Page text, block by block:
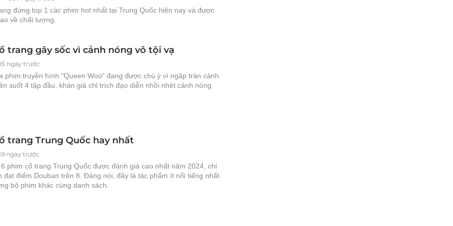
đứng top 1 các phim hot nhất tại Trung Quốc hiện nay và được
về chất lượng.
ngày trước
trang gây sốc vì cảnh nóng vô tội vạ
phim truyền hình "Queen Woo" đang được chú ý vì ngập tràn cảnh
suốt 4 tập đầu, khán giả chỉ trích đạo diễn nhồi nhét cảnh nóng
ngày trước
trang Trung Quốc hay nhất
6 phim cổ trang Trung Quốc được đánh giá cao nhất năm 2024, chỉ
đạt điểm Douban trên 8. Đáng nói, đây là tác phẩm ít nổi tiếng nhất
bộ phim khác cùng danh sách.